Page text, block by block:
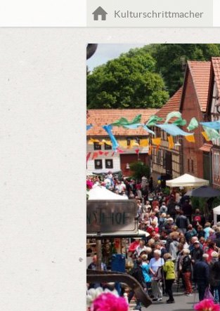
Kulturschrittmacher